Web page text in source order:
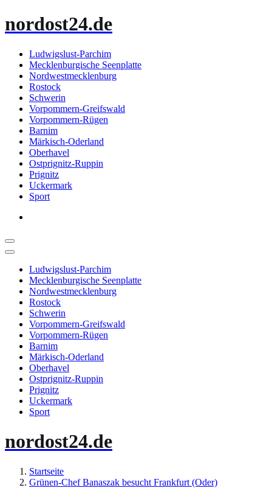
Inhalt
nordost24.de
Ludwigslust-Parchim
Mecklenburgische Seenplatte
Nordwestmecklenburg
Rostock
Schwerin
Vorpommern-Greifswald
Vorpommern-Rügen
Barnim
Märkisch-Oderland
Oberhavel
Ostprignitz-Ruppin
Prignitz
Uckermark
Sport
Ludwigslust-Parchim
Mecklenburgische Seenplatte
Nordwestmecklenburg
Rostock
Schwerin
Vorpommern-Greifswald
Vorpommern-Rügen
Barnim
Märkisch-Oderland
Oberhavel
Ostprignitz-Ruppin
Prignitz
Uckermark
Sport
nordost24.de
Startseite
Grünen-Chef Banaszak besucht Frankfurt (Oder)